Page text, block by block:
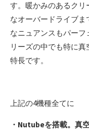
す。暖かみのあるク
なオーバードライブ
なニュアンスもパーフ
リーズの中でも特に
特長です。
上記の4機種全てに
・Nutubeを搭載。真